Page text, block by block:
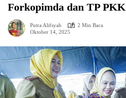
Forkopimda dan TP PKK
Putra Alifsyah
2 Min Baca
Oktober 14, 2025